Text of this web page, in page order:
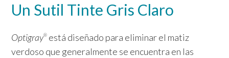
Un Sutil Tinte Gris Claro
Optigray® está diseñado para eliminar el matiz
verdoso que generalmente se encuentra en las